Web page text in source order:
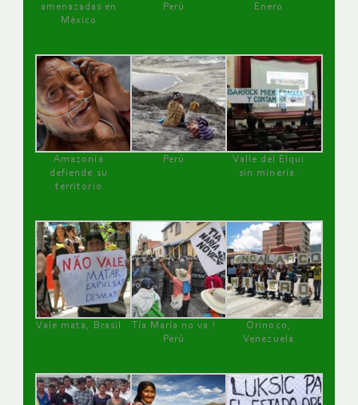
amenazadas en
México
Perú
Enero
Amazonía
defiende su
territorio
Perú
Valle del Elqui
sin minería.
Vale mata, Brasil
Tía María no va !
Perú
Orinoco,
Venezuela